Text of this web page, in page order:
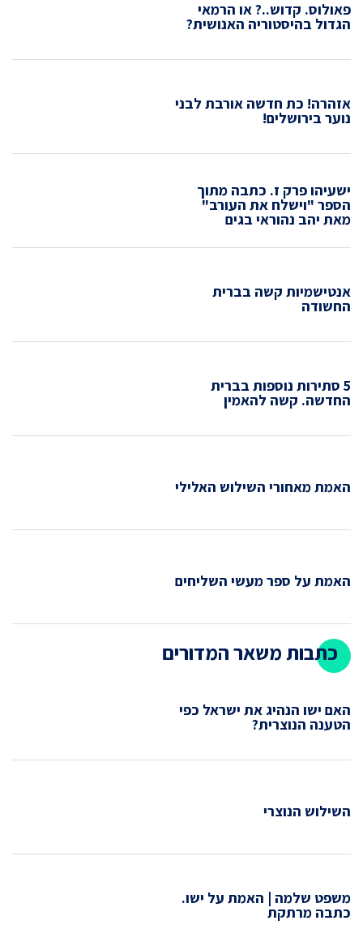
פאולוס. קדוש..? או הרמאי
הגדול בהיסטוריה האנושית?
אזהרה! כת חדשה אורבת לבני
נוער בירושלים!
ישעיהו פרק ז. כתבה מתוך
הספר "וישלח את העורב"
מאת יהב נהוראי בגים
אנטישמיות קשה בברית
החשודה
5 סתירות נוספות בברית
החדשה. קשה להאמין
האמת מאחורי השילוש האלילי
האמת על ספר מעשי השליחים
כתבות משאר המדורים
האם ישו הנהיג את ישראל כפי
הטענה הנוצרית?
השילוש הנוצרי
משפט שלמה | האמת על ישו.
כתבה מרתקת